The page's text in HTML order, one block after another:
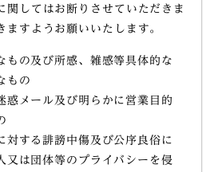
関してはお断りさせていただきま
ますようお願いいたします。
もの及び所感、雑感等具体的な
もの
惑メール及び明らかに営業目的
対する誹謗中傷及び公序良俗に
又は団体等のプライバシーを侵